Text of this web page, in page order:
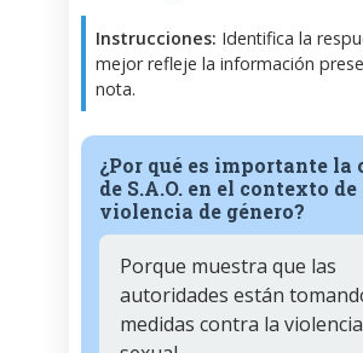
Instrucciones: Identifica la
mejor refleje la información
nota.
¿Por qué es importante la
de S.A.O. en el contexto de
violencia de género?
Porque muestra que las
autoridades están
medidas contra la violencia